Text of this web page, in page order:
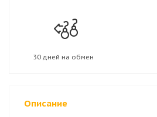
30 дней на обмен
Описание